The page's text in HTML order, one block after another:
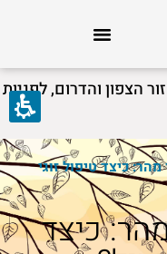
הצפון והדרום, לפניות
כיצד טיפול זוגי
כיצד